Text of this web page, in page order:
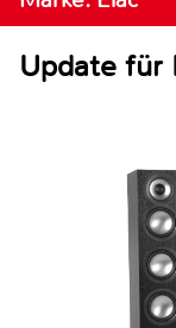
Update für